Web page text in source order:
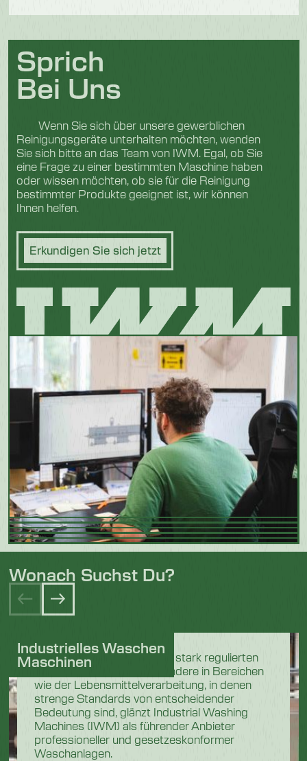
Sprich
Bei Uns
Wenn Sie sich über unsere gewerblichen
Reinigungsgeräte unterhalten möchten, wenden
Sie sich bitte an das Team von IWM. Egal, ob Sie
eine Frage zu einer bestimmten Maschine haben
oder wissen möchten, ob sie für die Reinigung
bestimmter Produkte geeignet ist, wir können
Ihnen helfen.
Erkundigen Sie sich jetzt
Wonach Suchst Du?
In den anspruchsvollen und stark regulierten
Industriesektoren, insbesondere in Bereichen
wie der Lebensmittelverarbeitung, in denen
strenge Standards von entscheidender
Bedeutung sind, glänzt Industrial Washing
Machines (IWM) als führender Anbieter
professioneller und gesetzeskonformer
Waschanlagen.
Industrielles Waschen
Maschinen